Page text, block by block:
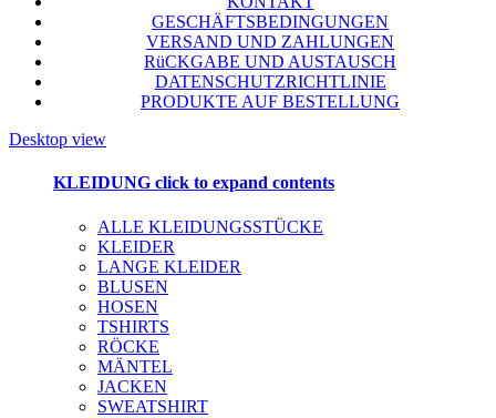
GESCHÄFTSBEDINGUNGEN
VERSAND UND ZAHLUNGEN
RüCKGABE UND AUSTAUSCH
DATENSCHUTZRICHTLINIE
PRODUKTE AUF BESTELLUNG
Desktop view
KLEIDUNG click to expand contents
ALLE KLEIDUNGSSTÜCKE
KLEIDER
LANGE KLEIDER
BLUSEN
HOSEN
TSHIRTS
RÖCKE
MÄNTEL
JACKEN
SWEATSHIRT